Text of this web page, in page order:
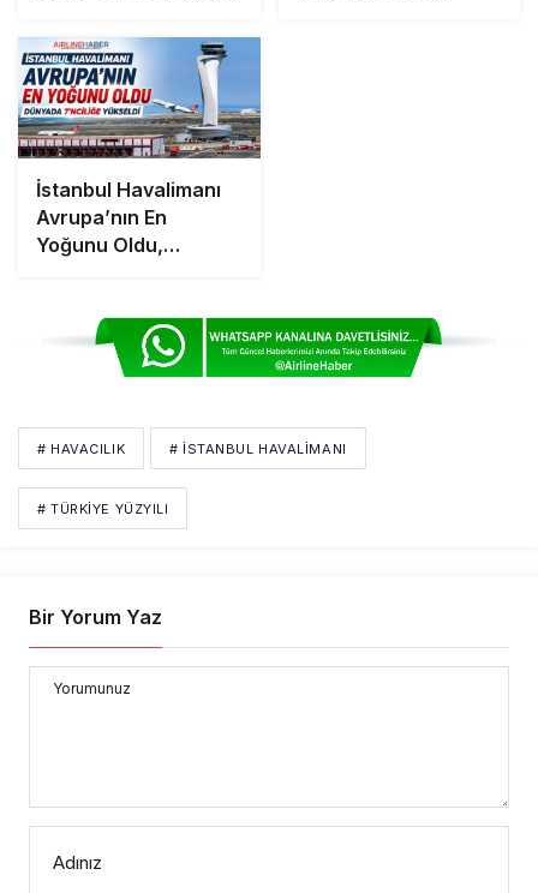
İstanbul Havalimanı
Avrupa’nın En
Yoğunu Oldu,
# HAVACILIK # İSTANBUL HAVALİMANI
# TÜRKIYE YÜZYILI
Bir Yorum Yaz
Yorumunuz
Adınız